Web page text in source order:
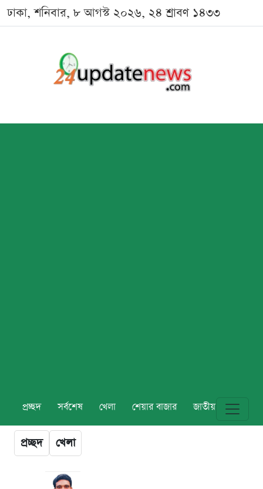
ঢাকা, শনিবার, ৮ আগস্ট ২০২৬, ২৪ শ্রাবণ ১৪৩৩
প্রচ্ছদ সর্বশেষ খেলা শেয়ার বাজার জাতীয় বিশ্ব
প্রচ্ছদ খেলা